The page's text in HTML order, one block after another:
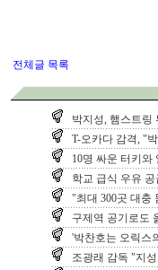
전체글 목록
박지성, 햄스트
T-오카다 감격, "
10명 싸운 터키와
학교 급식 우유 공
"최대 300곳 대충
구제역 공기로도
'박찬호는 오릭스
조광래 감독 "지